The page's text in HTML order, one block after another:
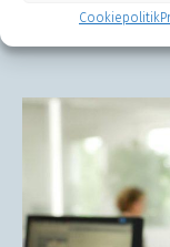
Cookiepolitik
Skriv til os